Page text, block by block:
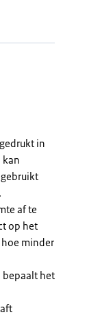
in
kan
af te
op het
hoe minder
bepaalt het